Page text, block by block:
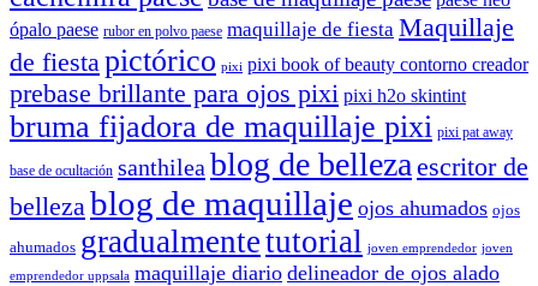
ópalo paese rubor en polvo paese maquillaje de fiesta Maquillaje
de fiestapictórico pixi pixi book of beauty contorno creador
prebase brillante para ojos pixi pixi h2o skintint
bruma fijadora de maquillaje pixi pixi pat away
base de ocultación santhilea blog de belleza escritor de
belleza blog de maquillaje ojos ahumados ojos
ahumados gradualmentetutorial joven emprendedor joven
emprendedor uppsala maquillaje diario delineador de ojos alado